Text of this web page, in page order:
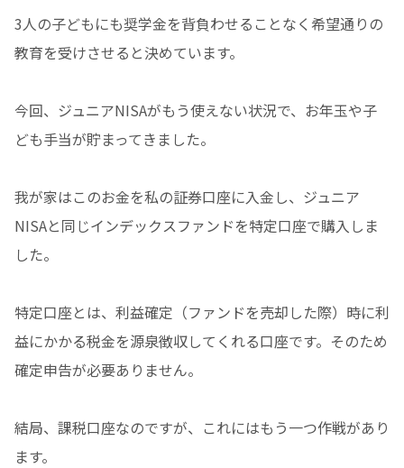
3人の子どもにも奨学金を背負わせることなく希望通りの
教育を受けさせると決めています。
今回、ジュニアNISAがもう使えない状況で、お年玉や子
ども手当が貯まってきました。
我が家はこのお金を私の証券口座に入金し、ジュニア
NISAと同じインデックスファンドを特定口座で購入しま
した。
特定口座とは、利益確定（ファンドを売却した際）時に利
益にかかる税金を源泉徴収してくれる口座です。そのため
確定申告が必要ありません。
結局、課税口座なのですが、これにはもう一つ作戦があり
ます。